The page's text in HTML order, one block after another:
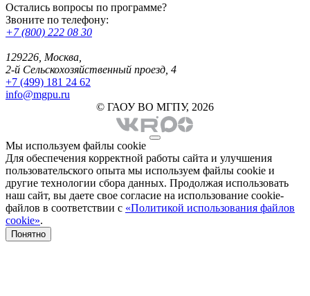
Остались вопросы по программе?
Звоните по телефону:
+7 (800) 222 08 30
129226, Москва,
2-й Сельскохозяйственный проезд, 4
+7 (499) 181 24 62
info@mgpu.ru
© ГАОУ ВО МГПУ, 2026
Мы используем файлы cookie
Для обеспечения корректной работы сайта и улучшения
пользовательского опыта мы используем файлы cookie и
другие технологии сбора данных. Продолжая использовать
наш сайт, вы даете свое согласие на использование cookie-
файлов в соответствии с «Политикой использования файлов
cookie».
Понятно